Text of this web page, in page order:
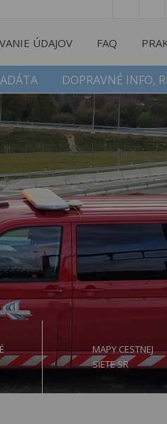
ÚDAJOV FAQ
DOPRAVNÉ INFO,
MAPY CESTNEJ
SIETE SR